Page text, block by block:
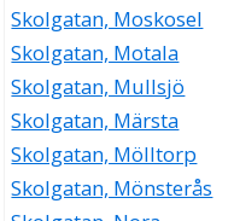
Skolgatan, Moskosel
Skolgatan, Motala
Skolgatan, Mullsjö
Skolgatan, Märsta
Skolgatan, Mölltorp
Skolgatan, Mönsterås